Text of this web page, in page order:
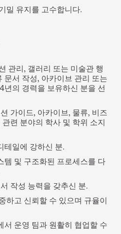
밀 유지를 고수합니다.
관리, 갤러리 또는 미술관 행
문서 작성, 아카이브 관리 또는
년의 경력을 보유하신 분을 선
가이드, 아카이브, 물류, 비즈
련 분야의 학사 및 학위 소지
테일에 강하신 분.
템 및 구조화된 프로세스를 다
작성 능력을 갖추신 분.
하고 신뢰할 수 있으며 규율이
서 운영 팀과 원활히 협업할 수